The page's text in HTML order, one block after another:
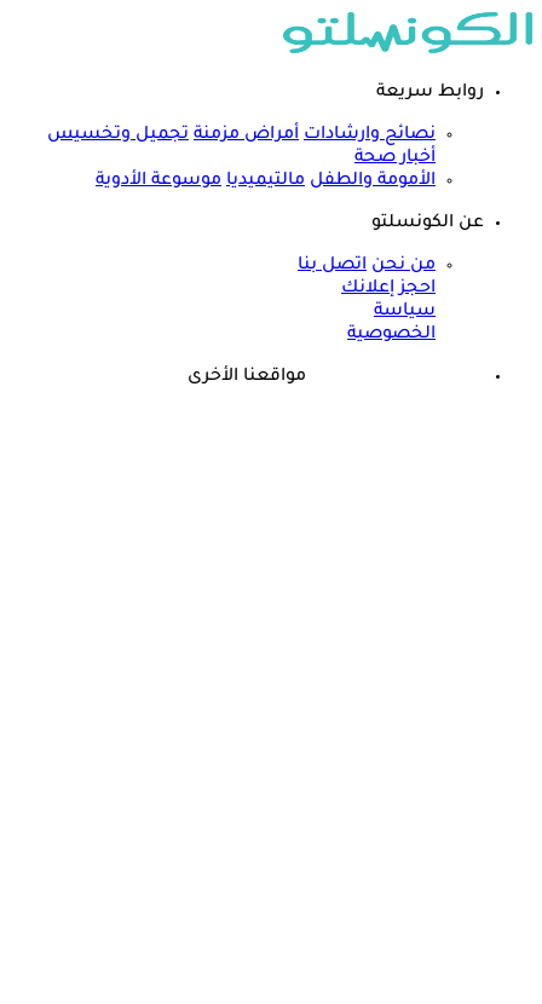
روابط سريعة
نصائح وارشادات أمراض مزمنة تجميل وتخسيس
أخبار صحة
الأمومة والطفل مالتيميديا موسوعة الأدوية
عن الكونسلتو
من نحن اتصل بنا
احجز إعلانك
سياسة
الخصوصية
مواقعنا الأخرى